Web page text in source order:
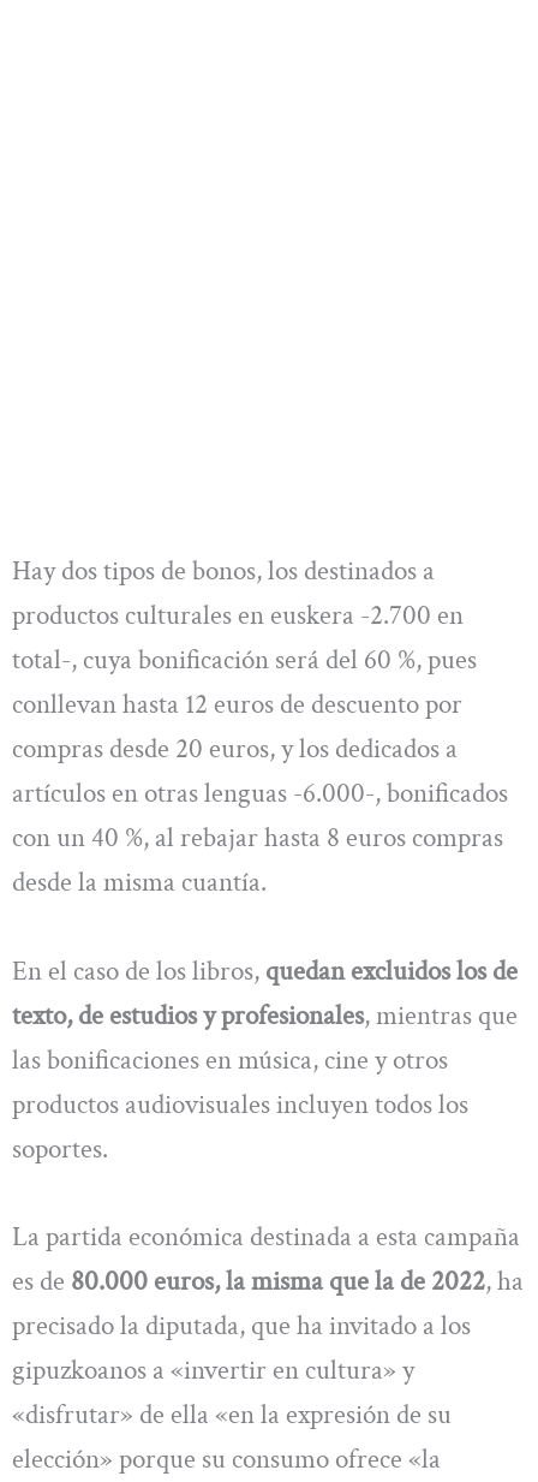
Hay dos tipos de bonos, los destinados a
productos culturales en euskera -2.700 en
total-, cuya bonificación será del 60 %, pues
conllevan hasta 12 euros de descuento por
compras desde 20 euros, y los dedicados a
artículos en otras lenguas -6.000-, bonificados
con un 40 %, al rebajar hasta 8 euros compras
desde la misma cuantía.
En el caso de los libros, quedan excluidos los de
texto, de estudios y profesionales, mientras que
las bonificaciones en música, cine y otros
productos audiovisuales incluyen todos los
soportes.
La partida económica destinada a esta campaña
es de 80.000 euros, la misma que la de 2022, ha
precisado la diputada, que ha invitado a los
gipuzkoanos a «invertir en cultura» y
«disfrutar» de ella «en la expresión de su
elección» porque su consumo ofrece «la